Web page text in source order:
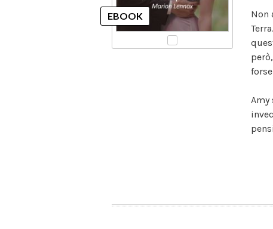
Non
Amy